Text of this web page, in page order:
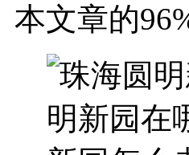
本文章的